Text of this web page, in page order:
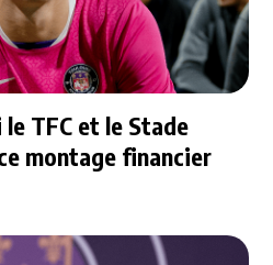
TFC et le Stade
montage financier